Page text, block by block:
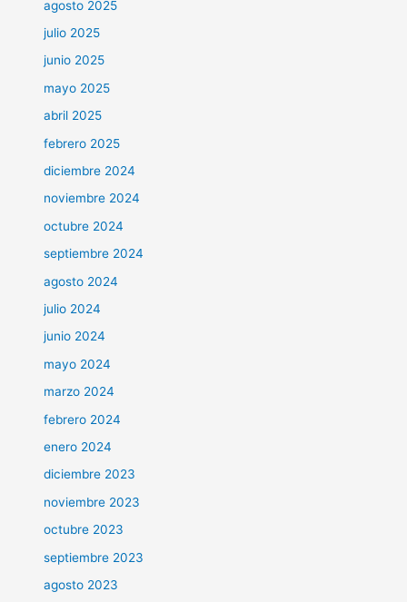
agosto 2025
julio 2025
junio 2025
mayo 2025
abril 2025
febrero 2025
diciembre 2024
noviembre 2024
octubre 2024
septiembre 2024
agosto 2024
julio 2024
junio 2024
mayo 2024
marzo 2024
febrero 2024
enero 2024
diciembre 2023
noviembre 2023
octubre 2023
septiembre 2023
agosto 2023